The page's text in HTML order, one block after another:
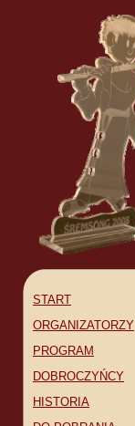
START
ORGANIZATORZY
PROGRAM
DOBROCZYŃCY
HISTORIA